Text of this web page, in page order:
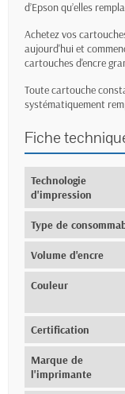
d’Epson qu’elles
Achetez vos
aujourd'hui et
cartouches d'encre
Toute cartouche
systématiquement
Fiche
Technologie
d'impression
Type de
Volume d'encre
Couleur
Certification
Marque de
l'imprimante